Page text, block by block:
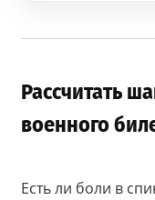
Рассчитать
военного
Есть ли боли в